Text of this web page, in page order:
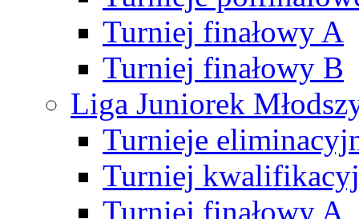
Turniej finałowy A
Turniej finałowy B
Liga Juniorek
Turnieje
Turniej
Turniej finałowy A